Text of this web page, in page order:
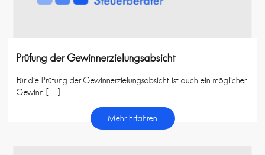
Prüfung der Gewinnerzielungsabsicht
Für die Prüfung der Gewinnerzielungsabsicht ist auch ein möglicher
Gewinn […]
Mehr Erfahren